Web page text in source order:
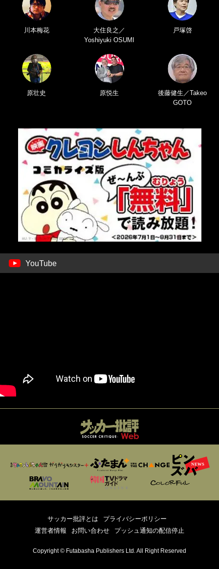
川本梅花
大住良之／
Yoshiyuki OSUMI
戸塚啓
原壮史 原悦生
後藤健生／Takeo
GOTO
YouTube
サッカー批評とは
プライバシーポリシー
運営者情報
お問い合わせ プッシュ通知の配信停止
Copyright © Futabasha Publishers Ltd. All Right Reserved